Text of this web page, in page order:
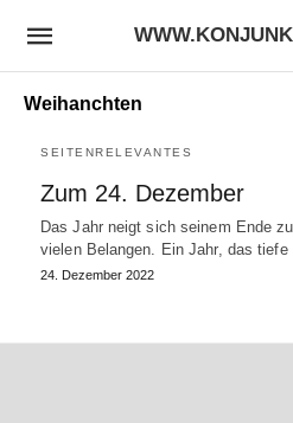
Weihanchten
SEITENRELEVANTES
Zum 24. Dezember
Das Jahr neigt sich seinem Ende
vielen Belangen. Ein Jahr, das
24. Dezember 2022